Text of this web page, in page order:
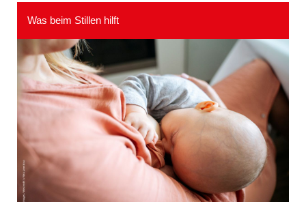
Was beim Stillen hilft